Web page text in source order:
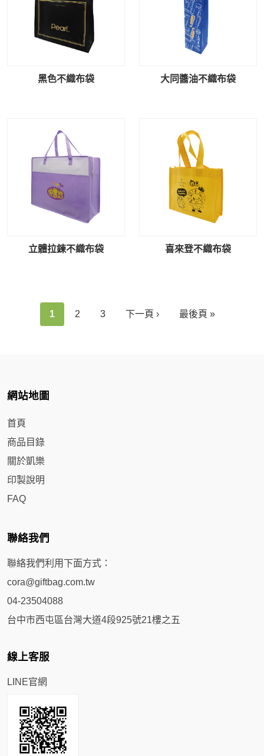
黑色不織布袋 大同醬油不織布袋
立體拉鍊不織布袋 喜來登不織布袋
1 2 3 下一頁 › 最後頁 »
網站地圖
首頁
商品目錄
關於凱樂
印製說明
FAQ
聯絡我們
聯絡我們利用下面方式：
cora@giftbag.com.tw
04-23504088
台中市西屯區台灣大道4段925號21樓之五
線上客服
LINE官網